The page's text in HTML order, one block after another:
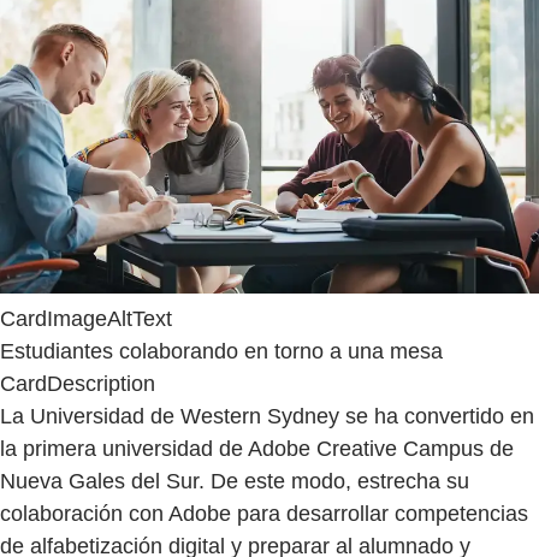
CardImageAltText
Estudiantes colaborando en torno a una mesa
CardDescription
La Universidad de Western Sydney se ha convertido en
la primera universidad de Adobe Creative Campus de
Nueva Gales del Sur. De este modo, estrecha su
colaboración con Adobe para desarrollar competencias
de alfabetización digital y preparar al alumnado y